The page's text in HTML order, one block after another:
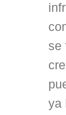
se
ya